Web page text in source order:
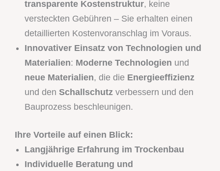
transparente Kostenstruktur, keine
versteckten Gebühren – Sie erhalten einen
detaillierten Kostenvoranschlag im Voraus.
Innovativer Einsatz von Technologien und
Materialien: Moderne Technologien und
neue Materialien, die die Energieeffizienz
und den Schallschutz verbessern und den
Bauprozess beschleunigen.
Ihre Vorteile auf einen Blick:
Langjährige Erfahrung im Trockenbau
Individuelle Beratung und